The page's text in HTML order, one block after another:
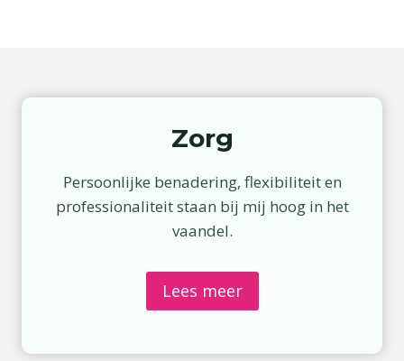
Zorg
Persoonlijke benadering, flexibiliteit en
professionaliteit staan bij mij hoog in het
vaandel.
Lees meer